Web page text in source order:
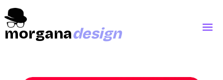
morganadesign